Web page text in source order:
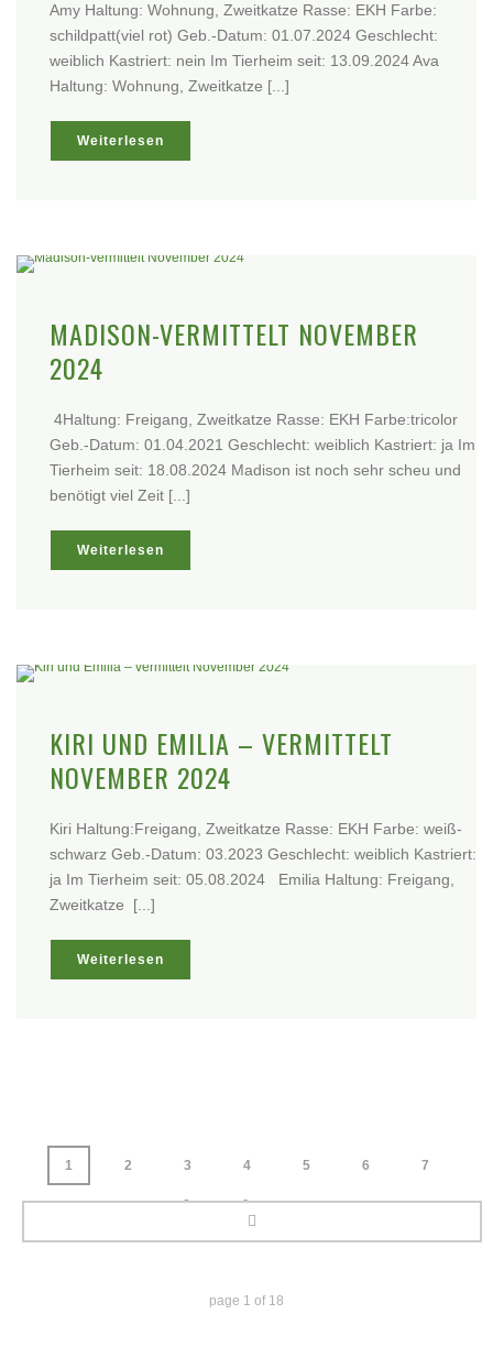
Amy Haltung: Wohnung, Zweitkatze Rasse: EKH Farbe:
schildpatt(viel rot) Geb.-Datum: 01.07.2024 Geschlecht:
weiblich Kastriert: nein Im Tierheim seit: 13.09.2024 Ava
Haltung: Wohnung, Zweitkatze [...]
Weiterlesen
MADISON-VERMITTELT NOVEMBER
2024
4Haltung: Freigang, Zweitkatze Rasse: EKH Farbe:tricolor
Geb.-Datum: 01.04.2021 Geschlecht: weiblich Kastriert: ja Im
Tierheim seit: 18.08.2024 Madison ist noch sehr scheu und
benötigt viel Zeit [...]
Weiterlesen
KIRI UND EMILIA – VERMITTELT
NOVEMBER 2024
Kiri Haltung:Freigang, Zweitkatze Rasse: EKH Farbe: weiß-
schwarz Geb.-Datum: 03.2023 Geschlecht: weiblich Kastriert:
ja Im Tierheim seit: 05.08.2024 Emilia Haltung: Freigang,
Zweitkatze [...]
Weiterlesen
1 2 3 4 5 6 7
8 9 ...
page 1 of 18